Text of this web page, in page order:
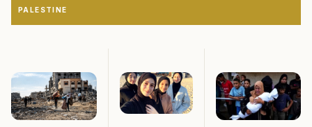
PALESTINE